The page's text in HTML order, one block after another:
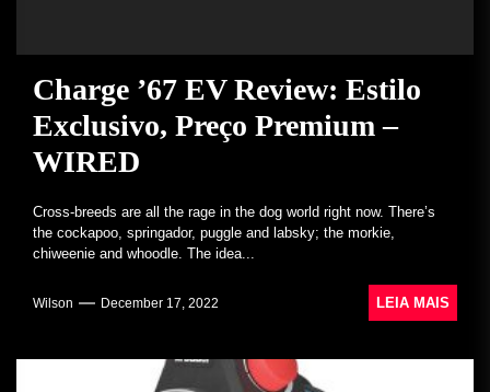
Charge ’67 EV Review: Estilo
Exclusivo, Preço Premium –
WIRED
Cross-breeds are all the rage in the dog world right now. There’s
the cockapoo, springador, puggle and labsky; the morkie,
chiweenie and whoodle. The idea...
Wilson December 17, 2022 LEIA MAIS